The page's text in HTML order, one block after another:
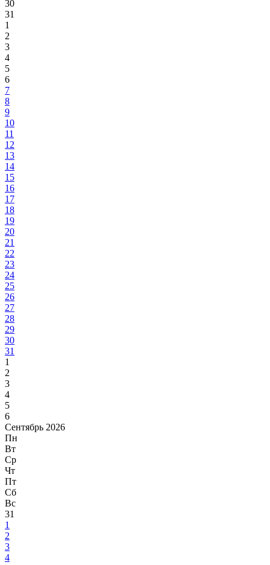
30
31
1
2
3
4
5
6
7
8
9
10
11
12
13
14
15
16
17
18
19
20
21
22
23
24
25
26
27
28
29
30
31
1
2
3
4
5
6
Сентябрь 2026
Пн
Вт
Ср
Чт
Пт
Сб
Вс
31
1
2
3
4